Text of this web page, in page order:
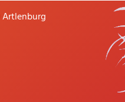
Artlenburg